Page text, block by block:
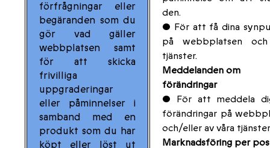
förfrågningar eller
begäranden som du
gör vad gäller
webbplatsen samt
för att skicka
frivilliga
uppgraderingar
eller påminnelser i
samband med en
produkt som du har
köpt eller löst ut
den.
• För att få dina
på webbplatsen
tjänster.
Meddelanden om
förändringar
• För att meddela
förändringar på
och/eller av våra
Marknadsföring per